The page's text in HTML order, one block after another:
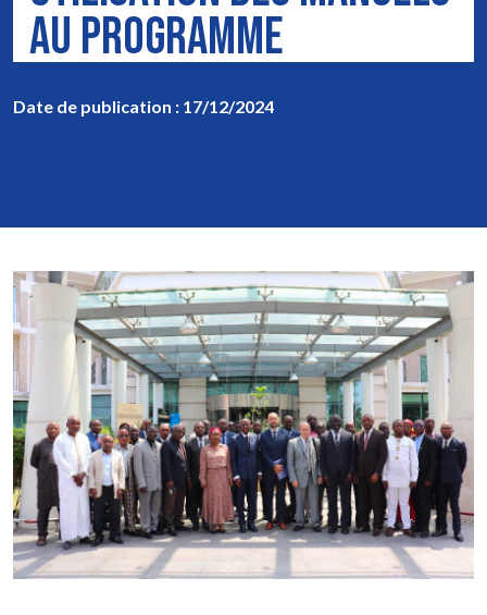
AU PROGRAMME
Date de publication : 17/12/2024
Image